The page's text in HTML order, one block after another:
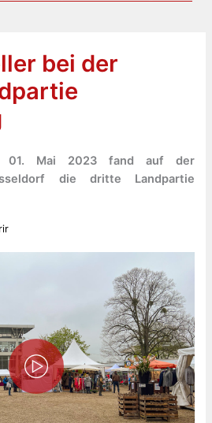
bei der
01. Mai 2023 fand auf der
die dritte Landpartie